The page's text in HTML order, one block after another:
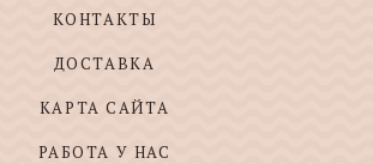
КОНТАКТЫ
ДОСТАВКА
КАРТА САЙТА
РАБОТА У НАС